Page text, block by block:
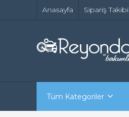
Anasayfa Sipariş Takibi
Tüm Kategoriler